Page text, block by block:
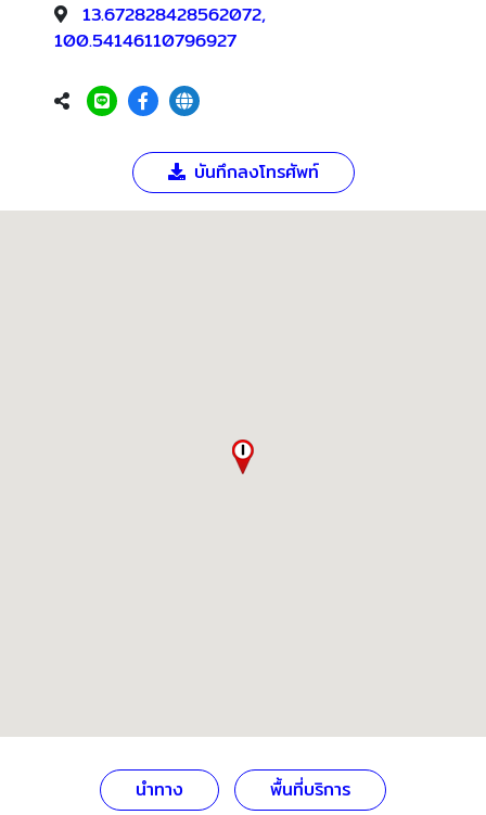
13.672828428562072,
100.54146110796927
บันทึกลงโทรศัพท์
นำทาง พื้นที่บริการ